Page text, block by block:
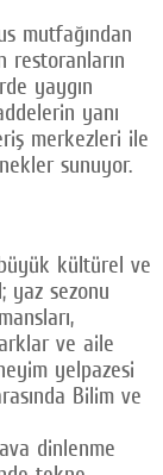
mutfağından
restoranların
yaygın
yanı
merkezleri ile
sunuyor.
kültürel ve
yaz sezonu
ve aile
yelpazesi
Bilim ve
dinlenme